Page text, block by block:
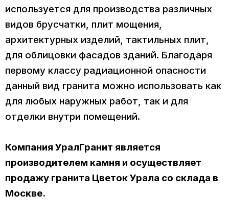
используется для производства различных
видов брусчатки, плит мощения,
архитектурных изделий, тактильных плит,
для облицовки фасадов зданий. Благодаря
первому классу радиационной опасности
данный вид гранита можно использовать как
для любых наружных работ, так и для
отделки внутри помещений.
Компания УралГранит является
производителем камня и осуществляет
продажу гранита Цветок Урала со склада в
Москве.